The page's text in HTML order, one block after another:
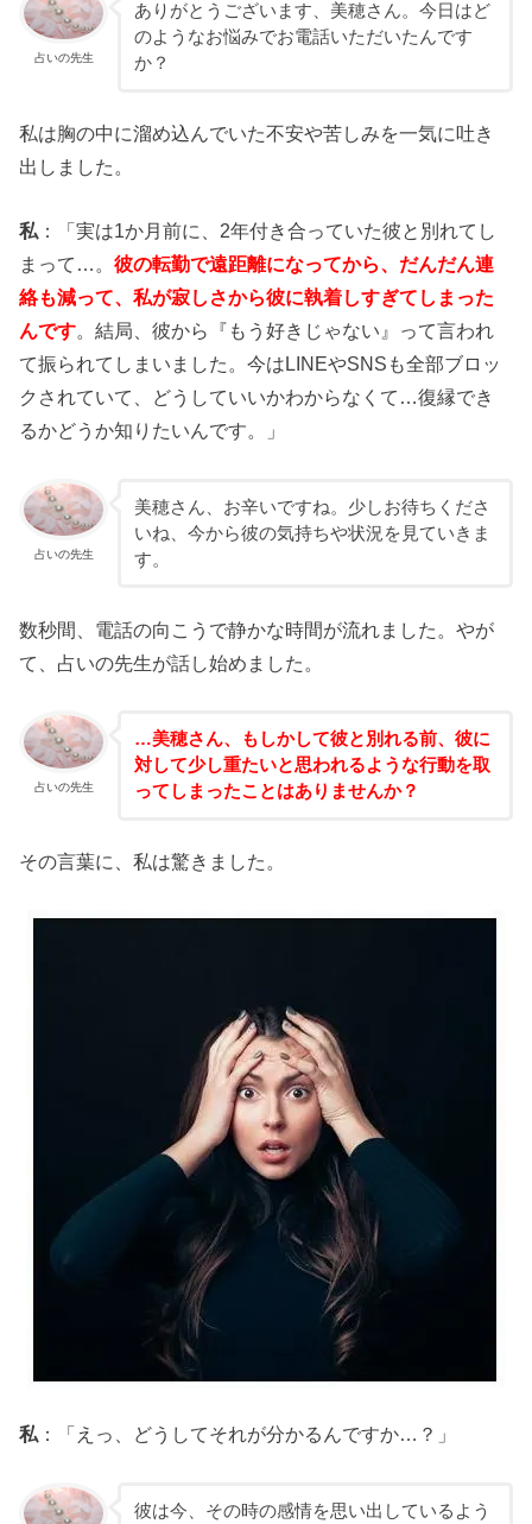
占いの先生
ありがとうございます、美穂さん。今日はど
のようなお悩みでお電話いただいたんです
か？
私は胸の中に溜め込んでいた不安や苦しみを一気に吐き
出しました。
私 ：「実は1か月前に、2年付き合っていた彼と別れてし
まって…。彼の転勤で遠距離になってから、だんだん連
絡も減って、私が寂しさから彼に執着しすぎてしまった
んです。結局、彼から『もう好きじゃない』って言われ
て振られてしまいました。今はLINEやSNSも全部ブロッ
クされていて、どうしていいかわからなくて…復縁でき
るかどうか知りたいんです。」
占いの先生
美穂さん、お辛いですね。少しお待ちくださ
いね、今から彼の気持ちや状況を見ていきま
す。
数秒間、電話の向こうで静かな時間が流れました。やが
て、占いの先生が話し始めました。
占いの先生
…美穂さん、もしかして彼と別れる前、彼に
対して少し重たいと思われるような行動を取
ってしまったことはありませんか？
その言葉に、私は驚きました。
私 ：「えっ、どうしてそれが分かるんですか…？」
彼は今、その時の感情を思い出しているよう